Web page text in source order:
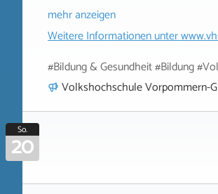
mehr anzeigen
Weitere Informationen unter
#Bildung & Gesundheit #Bildung
Volkshochschule Vorpommern-
So.
20